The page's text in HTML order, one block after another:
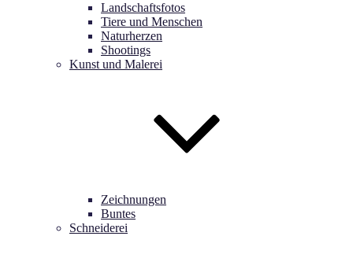
Landschaftsfotos
Tiere und Menschen
Naturherzen
Shootings
Kunst und Malerei
Zeichnungen
Buntes
Schneiderei